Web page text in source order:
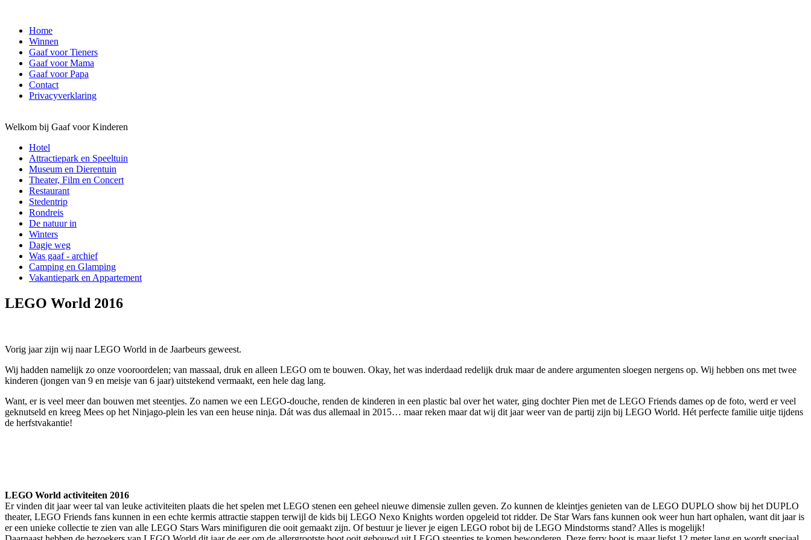
Home
Winnen
Gaaf voor Tieners
Gaaf voor Mama
Gaaf voor Papa
Contact
Privacyverklaring
Welkom bij Gaaf voor Kinderen
Hotel
Attractiepark en Speeltuin
Museum en Dierentuin
Theater, Film en Concert
Restaurant
Stedentrip
Rondreis
De natuur in
Winters
Dagje weg
Was gaaf - archief
Camping en Glamping
Vakantiepark en Appartement
LEGO World 2016
Vorig jaar zijn wij naar LEGO World in de Jaarbeurs geweest.
Wij hadden namelijk zo onze vooroordelen; van massaal, druk en alleen LEGO om te bouwen. Okay, het was inderdaad redelijk druk maar de andere argumenten sloegen nergens op. Wij hebben ons met twee
kinderen (jongen van 9 en meisje van 6 jaar) uitstekend vermaakt, een hele dag lang.
Want, er is veel meer dan bouwen met steentjes. Zo namen we een LEGO-douche, renden de kinderen in een plastic bal over het water, ging dochter Pien met de LEGO Friends dames op de foto, werd er veel
geknutseld en kreeg Mees op het Ninjago-plein les van een heuse ninja. Dát was dus allemaal in 2015… maar reken maar dat wij dit jaar weer van de partij zijn bij LEGO World. Hét perfecte familie uitje tijdens
de herfstvakantie!
LEGO World activiteiten 2016
Er vinden dit jaar weer tal van leuke activiteiten plaats die het spelen met LEGO stenen een geheel nieuwe dimensie zullen geven. Zo kunnen de kleintjes genieten van de LEGO DUPLO show bij het DUPLO
theater, LEGO Friends fans kunnen in een echte kermis attractie stappen terwijl de kids bij LEGO Nexo Knights worden opgeleid tot ridder. De Star Wars fans kunnen ook weer hun hart ophalen, want dit jaar is
er een unieke collectie te zien van alle LEGO Stars Wars minifiguren die ooit gemaakt zijn. Of bestuur je liever je eigen LEGO robot bij de LEGO Mindstorms stand? Alles is mogelijk!